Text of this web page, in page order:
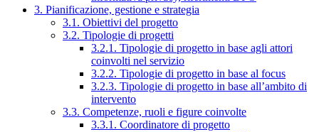
3. Pianificazione, gestione e strategia
3.1. Obiettivi del progetto
3.2. Tipologie di progetti
3.2.1. Tipologie di progetto in base agli attori
coinvolti nel servizio
3.2.2. Tipologie di progetto in base al focus
3.2.3. Tipologie di progetto in base all’ambito di
intervento
3.3. Competenze, ruoli e figure coinvolte
3.3.1. Coordinatore di progetto